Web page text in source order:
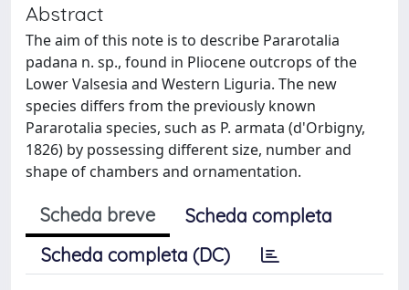
Abstract
The aim of this note is to describe Pararotalia
padana n. sp., found in Pliocene outcrops of the
Lower Valsesia and Western Liguria. The new
species differs from the previously known
Pararotalia species, such as P. armata (d'Orbigny,
1826) by possessing different size, number and
shape of chambers and ornamentation.
Scheda breve
Scheda completa
Scheda completa (DC)